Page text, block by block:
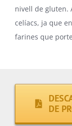
nivell de gluten.
celíacs, ja que
farines que
DE